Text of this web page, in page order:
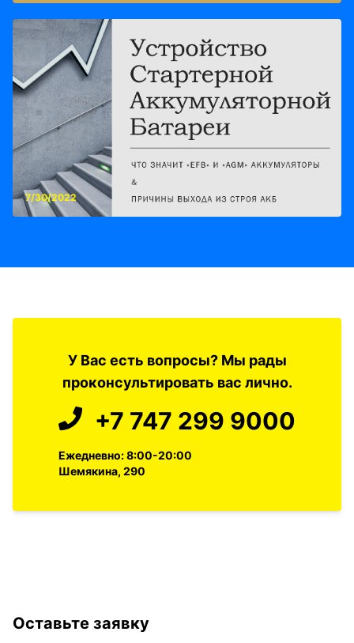
7/30/2022
У Вас есть вопросы? Мы рады
проконсультировать вас лично.
+7 747 299 9000
Ежедневно: 8:00-20:00
Шемякина, 290
Оставьте заявку